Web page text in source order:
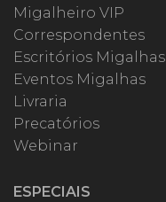
Migalheiro VIP
Correspondentes
Escritórios Migalhas
Eventos Migalhas
Livraria
Precatórios
Webinar
ESPECIAIS